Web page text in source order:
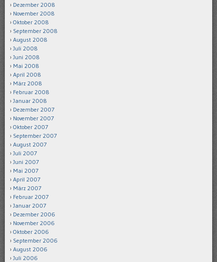
Dezember 2008
November 2008
Oktober 2008
September 2008
August 2008
Juli 2008
Juni 2008
Mai 2008
April 2008
März 2008
Februar 2008
Januar 2008
Dezember 2007
November 2007
Oktober 2007
September 2007
August 2007
Juli 2007
Juni 2007
Mai 2007
April 2007
März 2007
Februar 2007
Januar 2007
Dezember 2006
November 2006
Oktober 2006
September 2006
August 2006
Juli 2006